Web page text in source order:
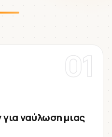
01
ναύλωση μιας